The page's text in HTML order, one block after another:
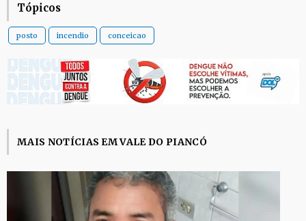
Tópicos
posto incendio conceicao
MAIS NOTÍCIAS EM VALE DO PIANCÓ